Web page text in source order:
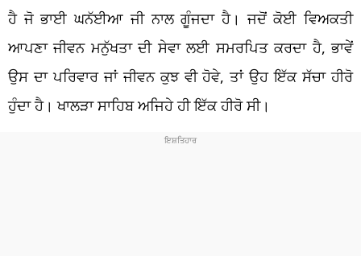
ਹੈ ਜੋ ਭਾਈ ਘਨੱਈਆ ਜੀ ਨਾਲ ਗੂੰਜਦਾ ਹੈ। ਜਦੋਂ ਕੋਈ ਵਿਅਕਤੀ
ਆਪਣਾ ਜੀਵਨ ਮਨੁੱਖਤਾ ਦੀ ਸੇਵਾ ਲਈ ਸਮਰਪਿਤ ਕਰਦਾ ਹੈ, ਭਾਵੇਂ
ਉਸ ਦਾ ਪਰਿਵਾਰ ਜਾਂ ਜੀਵਨ ਕੁਝ ਵੀ ਹੋਵੇ, ਤਾਂ ਉਹ ਇੱਕ ਸੱਚਾ ਹੀਰੋ
ਹੁੰਦਾ ਹੈ। ਖਾਲੜਾ ਸਾਹਿਬ ਅਜਿਹੇ ਹੀ ਇੱਕ ਹੀਰੋ ਸੀ।